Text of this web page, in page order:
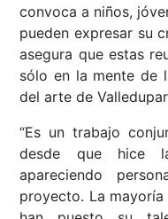
convoca a niños,
pueden expresar su
asegura que estas
sólo en la mente de
del arte de
“Es un trabajo
desde que hice
apareciendo
proyecto. La